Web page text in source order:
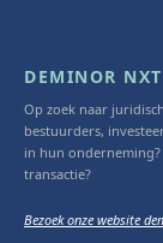
DEMINOR NXT
Op zoek naar
bestuurders,
in hun
transactie?
Bezoek onze website